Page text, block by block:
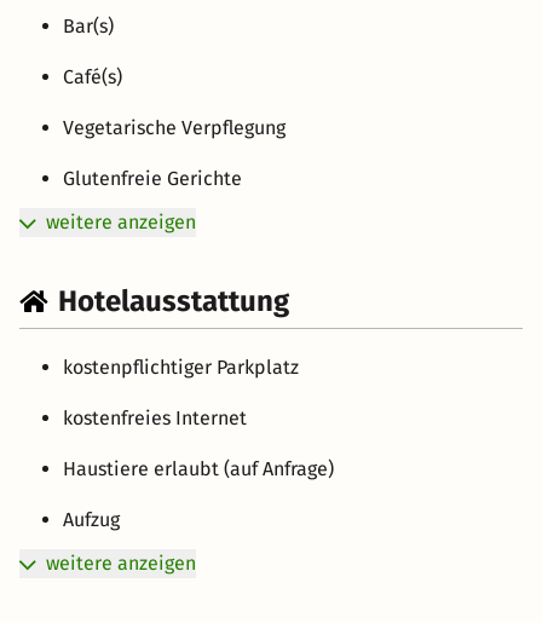
Bar(s)
Café(s)
Vegetarische Verpflegung
Glutenfreie Gerichte
weitere anzeigen
Hotelausstattung
kostenpflichtiger Parkplatz
kostenfreies Internet
Haustiere erlaubt (auf Anfrage)
Aufzug
weitere anzeigen